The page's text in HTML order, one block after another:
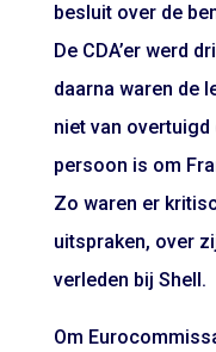
besluit over de
De CDA’er werd
daarna waren de
niet van
persoon is om
Zo waren er
uitspraken, over
verleden bij Shell.
Om